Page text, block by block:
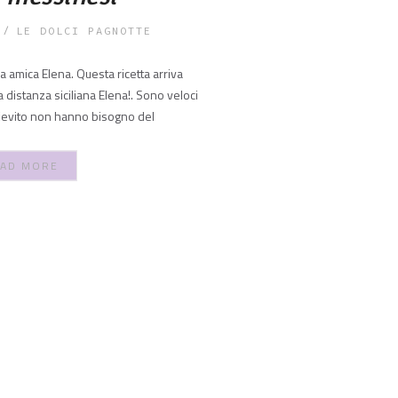
LE DOLCI PAGNOTTE
amica Elena. Questa ricetta arriva
siciliana Elena!. Sono veloci
non hanno bisogno del
MORE